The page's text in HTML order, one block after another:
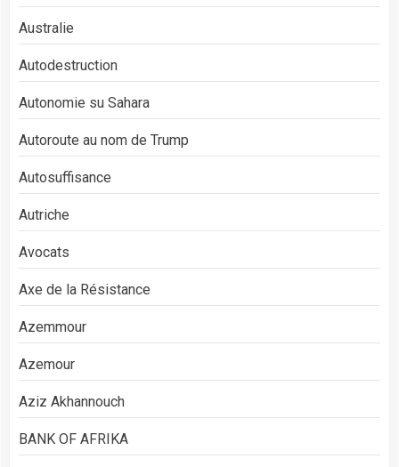
Australie
Autodestruction
Autonomie su Sahara
Autoroute au nom de Trump
Autosuffisance
Autriche
Avocats
Axe de la Résistance
Azemmour
Azemour
Aziz Akhannouch
BANK OF AFRIKA